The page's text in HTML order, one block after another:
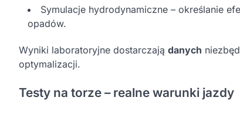
Symulacje hydrodynamiczne – określanie
opadów.
Wyniki laboratoryjne dostarczają danych
optymalizacji.
Testy na torze – realne warunki jazdy